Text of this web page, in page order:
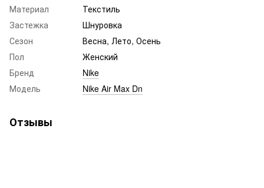
Материал
Текстиль
Застежка
Шнуровка
Сезон
Весна, Лето, Осень
Пол
Женский
Бренд
Nike
Модель
Nike Air Max Dn
Отзывы